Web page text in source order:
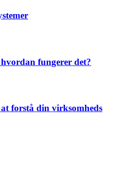
fungerer det?
forstå din virksomheds